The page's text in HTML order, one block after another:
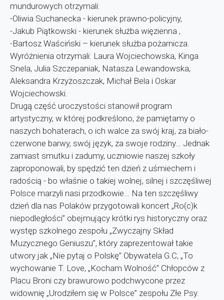
mundurowych otrzymali:
-Oliwia Suchanecka - kierunek prawno-policyjny,
-Jakub Piątkowski - kierunek służba więzienna ,
-Bartosz Waściński – kierunek służba pożarnicza.
Wyróżnienia otrzymali: Laura Wojciechowska, Kinga
Snela, Julia Szczepaniak, Natasza Lewandowska,
Aleksandra Krzyżoszczak, Michał Bela i Oskar
Wojciechowski.
Drugą część uroczystości stanowił program
artystyczny, w której podkreślono, że pamiętamy o
naszych bohaterach, o ich walce za swój kraj, za biało-
czerwone barwy, swój język, za swoje rodziny… Jednak
zamiast smutku i zadumy, uczniowie naszej szkoły
zaproponowali, by spędzić ten dzień z uśmiechem i
radością - bo właśnie o takiej wolnej, silnej i szczęśliwej
Polsce marzyli nasi przodkowie… Na ten szczęśliwy
dzień dla nas Polaków przygotowali koncert „Ro(c)k
niepodległości” obejmujący krótki rys historyczny oraz
występ szkolnego zespołu „Zwyczajny Skład
Muzycznego Geniuszu”, który zaprezentował takie
utwory jak „Nie pytaj o Polskę” Obywatela G.C, „To
wychowanie T. Love, „Kocham Wolność” Chłopców z
Placu Broni czy brawurowo podchwycone przez
widownię „Urodziłem się w Polsce” zespołu Złe Psy.